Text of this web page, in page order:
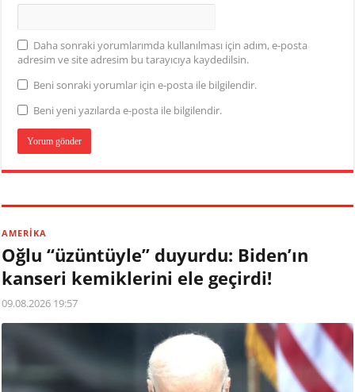
Daha sonraki yorumlarımda kullanılması için adım, e-posta
adresim ve site adresim bu tarayıcıya kaydedilsin.
Beni sonraki yorumlar için e-posta ile bilgilendir.
Beni yeni yazılarda e-posta ile bilgilendir.
AMERİKA
Oğlu “üzüntüyle” duyurdu: Biden’ın
kanseri kemiklerini ele geçirdi!
09.08.2026 19:57